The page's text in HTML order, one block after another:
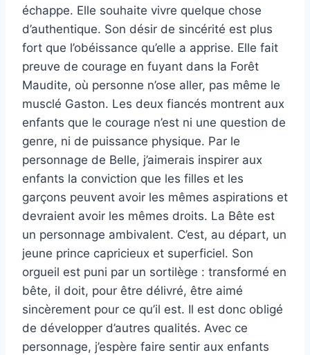
échappe. Elle souhaite vivre quelque chose
d’authentique. Son désir de sincérité est plus
fort que l’obéissance qu’elle a apprise. Elle fait
preuve de courage en fuyant dans la Forêt
Maudite, où personne n’ose aller, pas même le
musclé Gaston. Les deux fiancés montrent aux
enfants que le courage n’est ni une question de
genre, ni de puissance physique. Par le
personnage de Belle, j’aimerais inspirer aux
enfants la conviction que les filles et les
garçons peuvent avoir les mêmes aspirations et
devraient avoir les mêmes droits. La Bête est
un personnage ambivalent. C’est, au départ, un
jeune prince capricieux et superficiel. Son
orgueil est puni par un sortilège : transformé en
bête, il doit, pour être délivré, être aimé
sincèrement pour ce qu’il est. Il est donc obligé
de développer d’autres qualités. Avec ce
personnage, j’espère faire sentir aux enfants